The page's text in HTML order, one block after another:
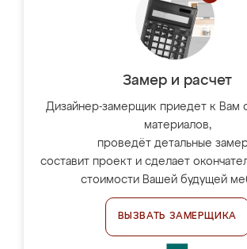
Замер и расчет
Дизайнер-замерщик приедет к Вам
материалов,
проведёт детальные
составит проект и сделает
стоимости Вашей будущей
ВЫЗВАТЬ ЗАМЕРЩИКА